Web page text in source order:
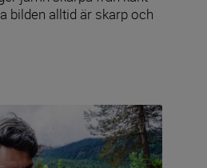
bilden alltid är skarp och